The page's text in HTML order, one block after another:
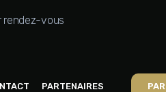
rendez-vous
PARTENAIRES